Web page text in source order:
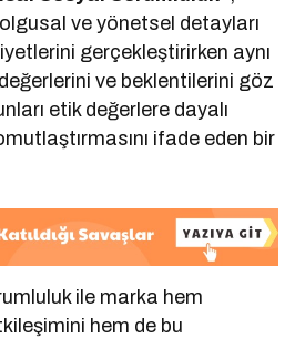
ve yönetsel detayları
gerçekleştirirken aynı
ve beklentilerini göz
etik değerlere dayalı
ifade eden bir
ile marka hem
hem de bu